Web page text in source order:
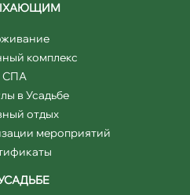
комплекс
СПА
в Усадьбе
отдых
мероприятий